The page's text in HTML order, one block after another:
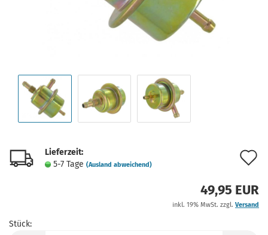
Lieferzeit:
5-7 Tage (Ausland abweichend)
49,95 EUR
inkl. 19% MwSt. zzgl. Versand
Stück: